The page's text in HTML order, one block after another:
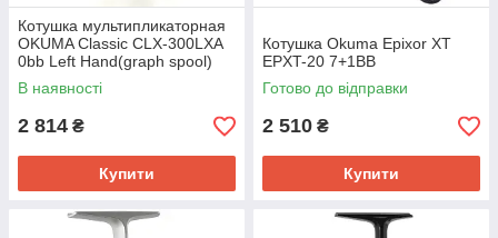
Котушка мультипликаторная
OKUMA Classic CLX-300LXA
0bb Left Hand(graph spool)
В наявності
2 814 ₴
Купити
Котушка Okuma Epixor XT
EPXT-20 7+1BB
Готово до відправки
2 510 ₴
Купити